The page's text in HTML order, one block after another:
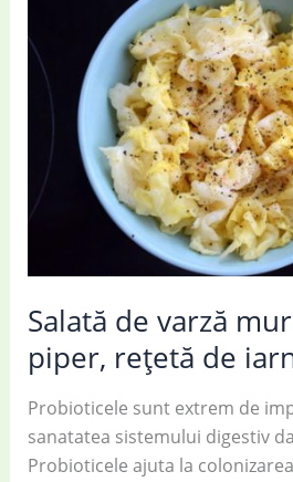
vor
cuceri
Salată de varză
piper, rețetă de
Probioticele sunt extrem de
sanatatea sistemului digestiv
Probioticele ajuta la